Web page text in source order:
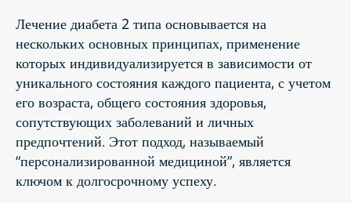
Лечение диабета 2 типа основывается на
нескольких основных принципах, применение
которых индивидуализируется в зависимости от
уникального состояния каждого пациента, с учетом
его возраста, общего состояния здоровья,
сопутствующих заболеваний и личных
предпочтений. Этот подход, называемый
“персонализированной медициной”, является
ключом к долгосрочному успеху.